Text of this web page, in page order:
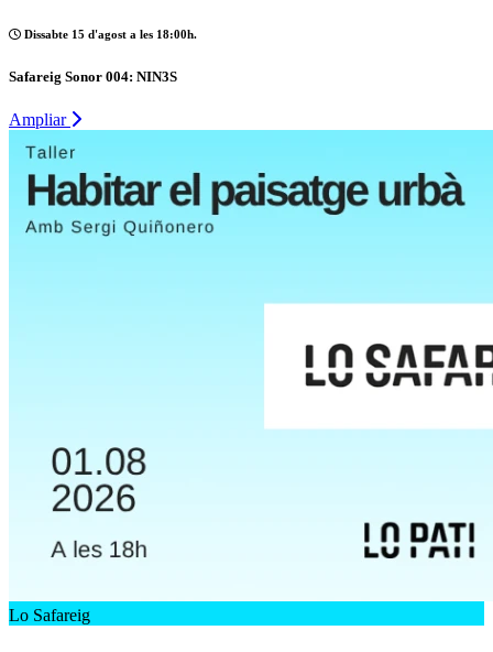
Dissabte 15 d'agost a les 18:00h.
Safareig Sonor 004: NIN3S
Ampliar
Lo Safareig